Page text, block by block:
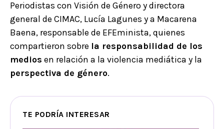
Periodistas con Visión de Género y directora
general de CIMAC, Lucía Lagunes y a Macarena
Baena, responsable de EFEminista, quienes
compartieron sobre la responsabilidad de los
medios en relación a la violencia mediática y la
perspectiva de género.
TE PODRÍA INTERESAR